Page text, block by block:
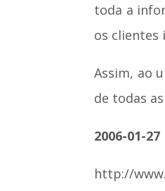
toda a
os
Assim, ao
de todas
2006-01-27
http://